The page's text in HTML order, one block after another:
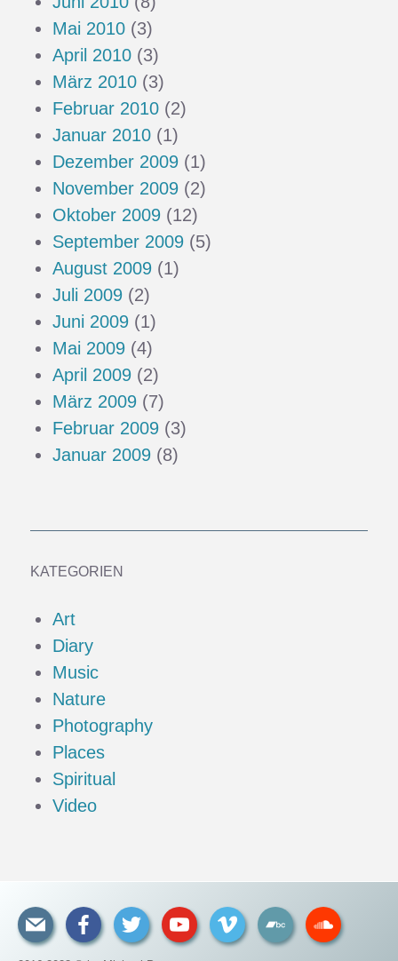
Mai 2010 (3)
April 2010 (3)
März 2010 (3)
Februar 2010 (2)
Januar 2010 (1)
Dezember 2009 (1)
November 2009 (2)
Oktober 2009 (12)
September 2009 (5)
August 2009 (1)
Juli 2009 (2)
Juni 2009 (1)
Mai 2009 (4)
April 2009 (2)
März 2009 (7)
Februar 2009 (3)
Januar 2009 (8)
KATEGORIEN
Art
Diary
Music
Nature
Photography
Places
Spiritual
Video